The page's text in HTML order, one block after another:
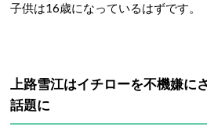
子供は16歳になっているはずです。
上路雪江はイチローを不機嫌に
話題に